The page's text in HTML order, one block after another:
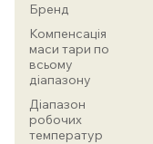
Бренд
Компенсація
маси тари по
всьому
діапазону
Діапазон
робочих
температур